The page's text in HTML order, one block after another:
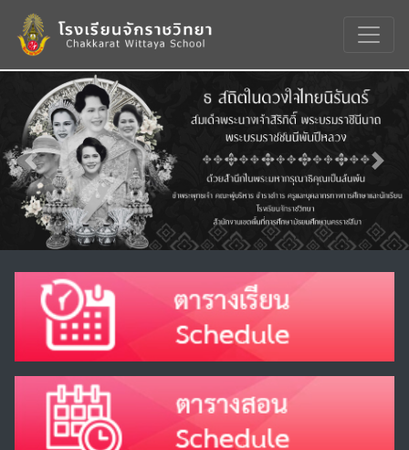
Previous Next